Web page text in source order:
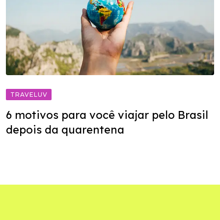
TRAVELUV
6 motivos para você viajar pelo Brasil
depois da quarentena